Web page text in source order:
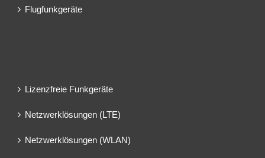
Flugfunkgeräte
Lizenzfreie Funkgeräte
Netzwerklösungen (LTE)
Netzwerklösungen (WLAN)